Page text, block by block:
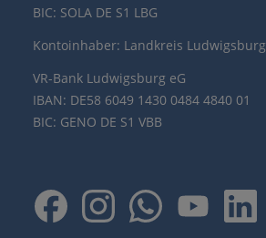
BIC: SOLA DE S1 LBG
Kontoinhaber: Landkreis Ludwigsburg
VR-Bank Ludwigsburg eG
IBAN: DE58 6049 1430 0484 4840 01
BIC: GENO DE S1 VBB